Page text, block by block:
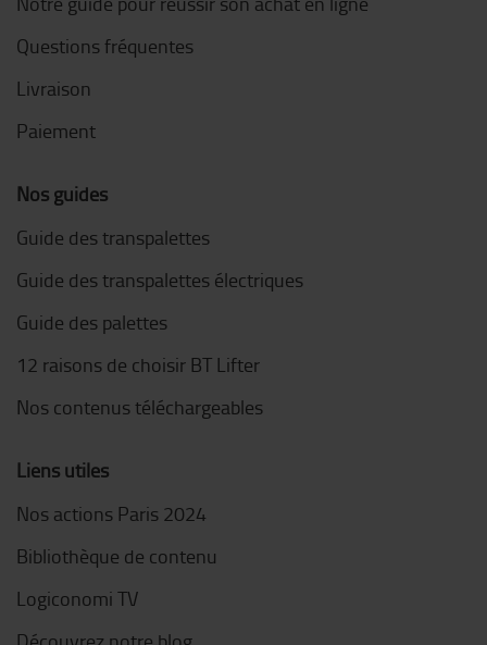
Questions fréquentes
Livraison
Paiement
Nos guides
Guide des transpalettes
Guide des transpalettes électriques
Guide des palettes
12 raisons de choisir BT Lifter
Nos contenus téléchargeables
Liens utiles
Nos actions Paris 2024
Bibliothèque de contenu
Logiconomi TV